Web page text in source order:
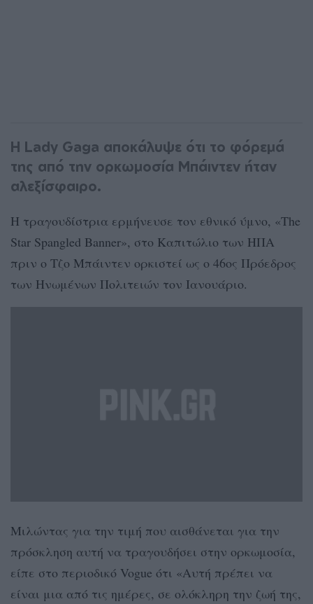
H Lady Gaga αποκάλυψε ότι το φόρεμά
της από την ορκωμοσία Μπάιντεν ήταν
αλεξίσφαιρο.
Η τραγουδίστρια ερμήνευσε τον εθνικό ύμνο, «The
Star Spangled Banner», στο Καπιτώλιο των ΗΠΑ
πριν ο Τζο Μπάιντεν ορκιστεί ως ο 46ος Πρόεδρος
των Ηνωμένων Πολιτειών τον Ιανουάριο.
Μιλώντας για την τιμή που αισθάνεται για την
πρόσκληση αυτή να τραγουδήσει στην ορκωμοσία,
είπε στο περιοδικό Vogue ότι «Αυτή πρέπει να
είναι μια από τις ημέρες, σε ολόκληρη την ζωή της,